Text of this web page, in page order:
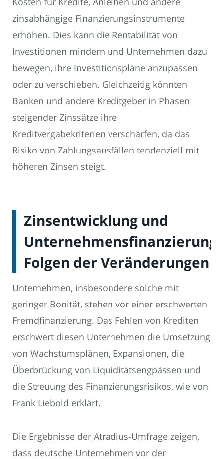
zinsabhängige Finanzierungsinstrumente
erhöhen. Dies kann die Rentabilität von
Investitionen mindern und Unternehmen dazu
bewegen, ihre Investitionspläne anzupassen
oder zu verschieben. Gleichzeitig könnten
Banken und andere Kreditgeber in Phasen
steigender Zinssätze ihre
Kreditvergabekriterien verschärfen, da das
Risiko von Zahlungsausfällen tendenziell mit
höheren Zinsen steigt.
Zinsentwicklung und
Unternehmensfinanzierung:
Folgen der Veränderungen
Unternehmen, insbesondere solche mit
geringer Bonität, stehen vor einer erschwerten
Fremdfinanzierung. Das Fehlen von Krediten
erschwert diesen Unternehmen die Umsetzung
von Wachstumsplänen, Expansionen, die
Überbrückung von Liquiditätsengpässen und
die Streuung des Finanzierungsrisikos, wie von
Frank Liebold erklärt.
Die Ergebnisse der Atradius-Umfrage zeigen,
dass deutsche Unternehmen vor der